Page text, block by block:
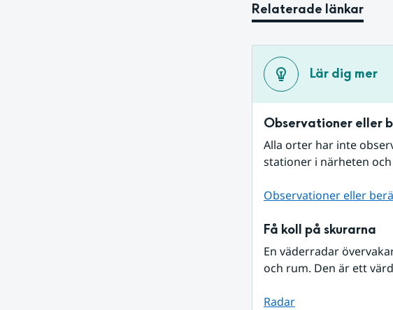
Relaterade länkar
Lär dig mer
Observationer eller
Alla orter har inte
stationer i närheten
Observationer eller
Få koll på skurarna
En väderradar
och rum. Den är ett
Radar